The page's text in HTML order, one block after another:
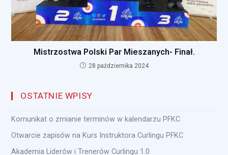
Mistrzostwa Polski Par Mieszanych- Finał.
28 października 2024
OSTATNIE WPISY
Komunikat o zmianie terminów w kalendarzu PFKC
Otwarcie zapisów na Kurs Instruktora Curlingu PFKC
Akademia Liderów i Trenerów Curlingu 1.0